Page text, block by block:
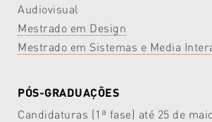
Audiovisual
Mestrado em Design
Mestrado em Sistemas e Media
PÓS-GRADUAÇÕES
Candidaturas (1ª fase) até 25 de